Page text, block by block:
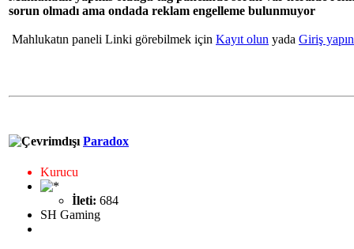
sorun olmadı ama ondada reklam engelleme bulunmuyor
Mahlukatın paneli Linki görebilmek için Kayıt olun yada Giriş
Paradox
Kurucu
İleti: 684
SH Gaming